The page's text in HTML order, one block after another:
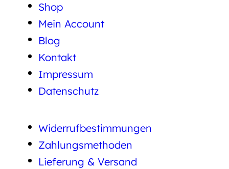
Shop
Mein Account
Blog
Kontakt
Impressum
Datenschutz
Widerrufbestimmungen
Zahlungsmethoden
Lieferung & Versand